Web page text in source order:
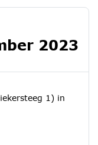
2023
1) in